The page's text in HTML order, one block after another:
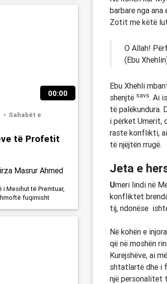
00:00
Sahabët e
të Profetit
Masrur Ahmed
i Mesihut të Premtuar,
fuqimisht
barbare nga ana
Zotit me këtë
O Allah!
(Ebu
Ebu Xhehli
shenjtë savs. Ai
të palëkundura.
i përket Umerit,
raste konflikti,
të njëjtën rrugë.
Jeta e
Umeri lindi në
konfliktet
tij, ndonëse
Në kohën e
që në moshën
Kurejshëve, ai
shtatlartë dhe i
një personalitet